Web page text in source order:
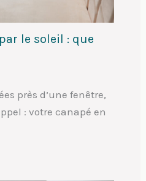
le soleil : que
près d’une fenêtre,
: votre canapé en